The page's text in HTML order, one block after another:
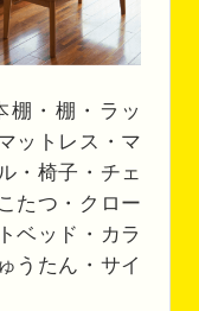
・棚・ラッ
ットレス・マ
・椅子・チェ
たつ・クロー
ベッド・カラ
うたん・サイ